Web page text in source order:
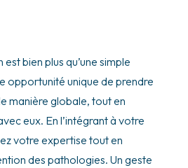
bien plus qu’une simple
opportunité unique de prendre
manière globale, tout en
eux. En l’intégrant à votre
votre expertise tout en
des pathologies. Un geste